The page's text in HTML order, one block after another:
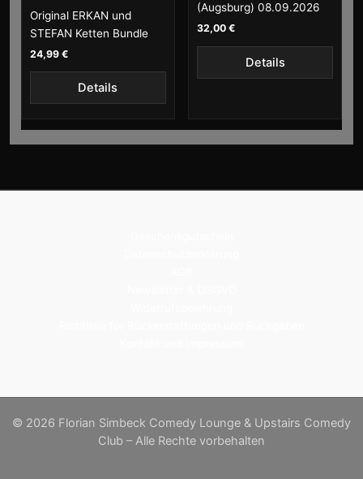
Original ERKAN und
STEFAN Ketten Bundle
24,99 €
Details
(Augsburg) 08.09.2026
32,00 €
Details
© 2026 Florian Simbeck Comedy Lounge & Upstairs Comedy
Club – Alle Rechte vorbehalten